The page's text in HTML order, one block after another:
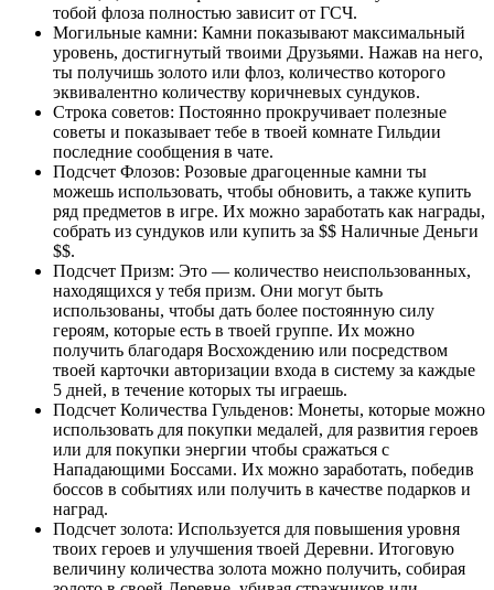
тобой флоза полностью зависит от ГСЧ.
Могильные камни: Камни показывают максимальный
уровень, достигнутый твоими Друзьями. Нажав на него,
ты получишь золото или флоз, количество которого
эквивалентно количеству коричневых сундуков.
Строка советов: Постоянно прокручивает полезные
советы и показывает тебе в твоей комнате Гильдии
последние сообщения в чате.
Подсчет Флозов: Розовые драгоценные камни ты
можешь использовать, чтобы обновить, а также купить
ряд предметов в игре. Их можно заработать как награды,
собрать из сундуков или купить за $$ Наличные Деньги
$$.
Подсчет Призм: Это — количество неиспользованных,
находящихся у тебя призм. Они могут быть
использованы, чтобы дать более постоянную силу
героям, которые есть в твоей группе. Их можно
получить благодаря Восхождению или посредством
твоей карточки авторизации входа в систему за каждые
5 дней, в течение которых ты играешь.
Подсчет Количества Гульденов: Монеты, которые можно
использовать для покупки медалей, для развития героев
или для покупки энергии чтобы сражаться с
Нападающими Боссами. Их можно заработать, победив
боссов в событиях или получить в качестве подарков и
наград.
Подсчет золота: Используется для повышения уровня
твоих героев и улучшения твоей Деревни. Итоговую
величину количества золота можно получить, собирая